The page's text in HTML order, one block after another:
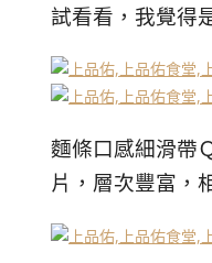
試看看，我覺得
麵條口感細滑帶
片，層次豐富，